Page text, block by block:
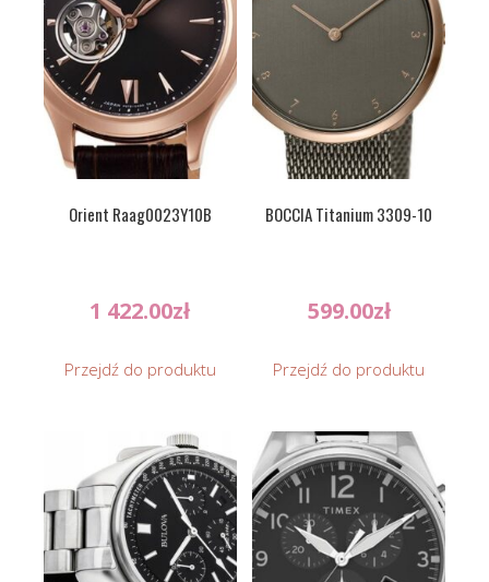
Orient Raag0023Y10B
1 422.00zł
Przejdź do produktu
BOCCIA Titanium 3309-10
599.00zł
Przejdź do produktu